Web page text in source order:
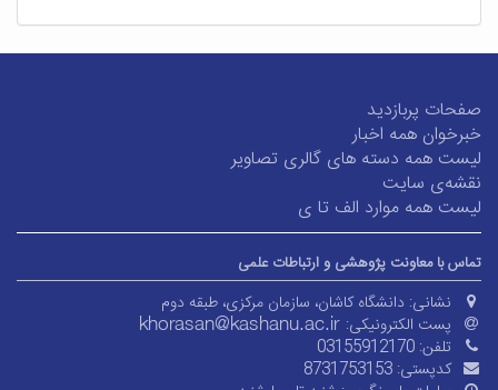
صفحات پربازدید
خبرخوان همه اخبار
لیست همه دسته های گالری تصاویر
نقشه‌ی سایت
لیست همه موارد الف تا ی
تماس با معاونت پژوهشی و ارتباطات علمی
نشانی: دانشگاه کاشان، سازمان مرکزی، طبقه دوم
پست الکترونیکی:
تلفن: 03155912170
کدپستی: 8731753153